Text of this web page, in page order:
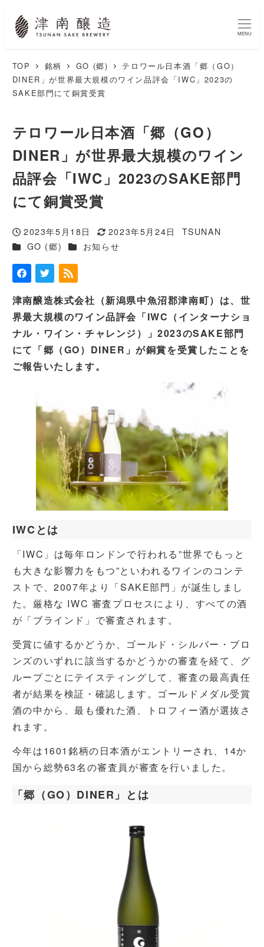
MENU
TOP 銘柄 GO (郷)
テロワール日本酒「郷（GO）
DINER」が世界最大規模のワイン品評会「IWC」2023の
SAKE部門にて銅賞受賞
テロワール日本酒「郷（GO）
DINER」が世界最大規模のワイン
品評会「IWC」2023のSAKE部門
にて銅賞受賞
投稿日
2023年5月18日
更新日
2023年5月24日
著
TSUNAN
カテゴリー
GO (郷) カテゴリー
お知らせ
津南醸造株式会社（新潟県中魚沼郡津南町）は、世
界最大規模のワイン品評会「IWC（インターナショ
ナル・ワイン・チャレンジ）」2023のSAKE部門
にて「郷（GO）DINER」が銅賞を受賞したことを
ご報告いたします。
IWCとは
「IWC」は毎年ロンドンで行われる”世界でもっと
も大きな影響力をもつ”といわれるワインのコンテ
ストで、2007年より「SAKE部門」が誕生しまし
た。厳格な IWC 審査プロセスにより、すべての酒
が「ブラインド」で審査されます。
受賞に値するかどうか、ゴールド・シルバー・ブロ
ンズのいずれに該当するかどうかの審査を経て、グ
ループごとにテイスティングして、審査の最高責任
者が結果を検証・確認します。ゴールドメダル受賞
酒の中から、最も優れた酒、トロフィー酒が選抜さ
れます。
今年は1601銘柄の日本酒がエントリーされ、14か
国から総勢63名の審査員が審査を行いました。
「郷（GO）DINER」とは